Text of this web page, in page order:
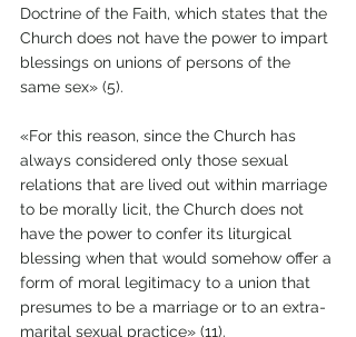
Doctrine of the Faith, which states that the
Church does not have the power to impart
blessings on unions of persons of the
same sex» (5).
«For this reason, since the Church has
always considered only those sexual
relations that are lived out within marriage
to be morally licit, the Church does not
have the power to confer its liturgical
blessing when that would somehow offer a
form of moral legitimacy to a union that
presumes to be a marriage or to an extra-
marital sexual practice» (11).